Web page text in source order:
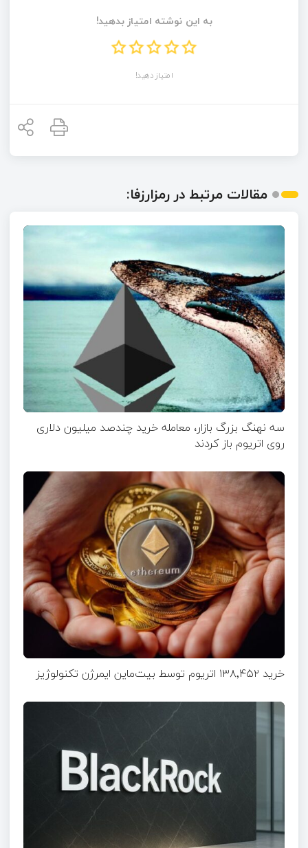
به این نوشته امتیاز بدهید!
امتیاز دهید!
مقالات مرتبط در رمزارزفا:
سه نهنگ بزرگ بازار، معامله خرید چندصد میلیون دلاری
روی اتریوم باز کردند
خرید ۱۳۸٬۴۵۲ اتریوم توسط بیت‌ماین ایمرژن تکنولوژیز